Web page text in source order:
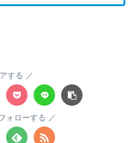
する
ォローする